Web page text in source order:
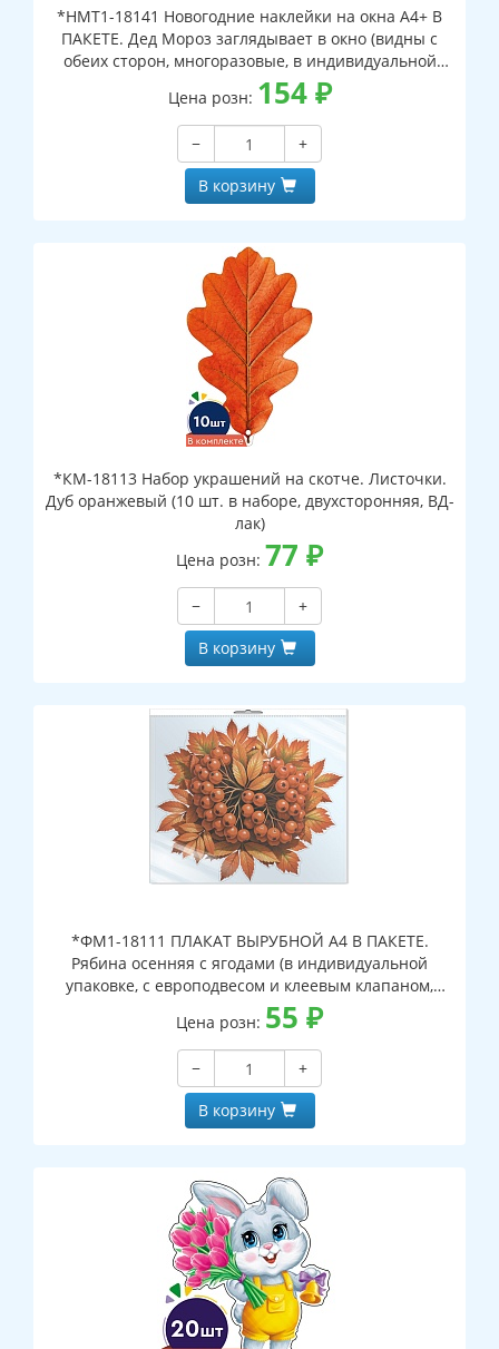
*НМТ1-18141 Новогодние наклейки на окна А4+ В
ПАКЕТЕ. Дед Мороз заглядывает в окно (видны с
обеих сторон, многоразовые, в индивидуальной
упаковке, с европодвесом и клеевым клапаном)
Цена розн: 154₽
−
+
В корзину
*КМ-18113 Набор украшений на скотче. Листочки.
Дуб оранжевый (10 шт. в наборе, двухсторонняя, ВД-
лак)
Цена розн: 77 ₽
−
+
В корзину
*ФМ1-18111 ПЛАКАТ ВЫРУБНОЙ А4 В ПАКЕТЕ.
Рябина осенняя с ягодами (в индивидуальной
упаковке, с европодвесом и клеевым клапаном,
двухсторонний, ВД-лак)
Цена розн: 55 ₽
−
+
В корзину